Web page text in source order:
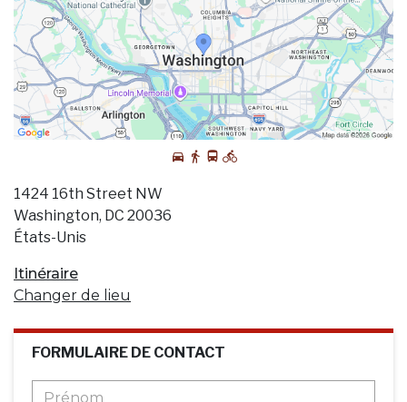
1424 16th Street NW
Washington, DC 20036
États-Unis
Itinéraire
Changer de lieu
FORMULAIRE DE CONTACT